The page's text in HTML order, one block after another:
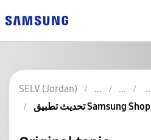
SELV (Jordan)
تحديث تطبيق Samsung Shop